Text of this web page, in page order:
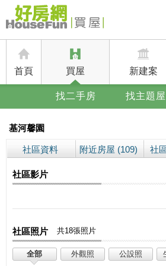
首頁 買屋 新建案
找二手房 找主題屋
基河馨園
社區資料 附近房屋 (109) 社
社區影片
社區照片 共18張照片
全部 外觀照 公設照